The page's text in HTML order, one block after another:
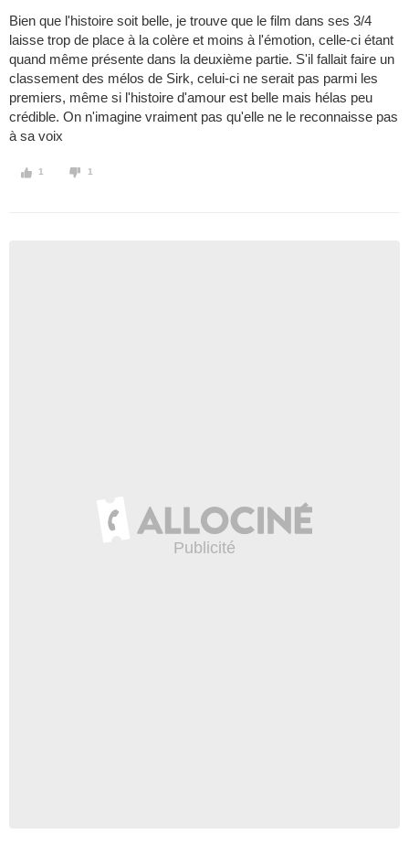
Bien que l'histoire soit belle, je trouve que le film dans ses 3/4
laisse trop de place à la colère et moins à l'émotion, celle-ci étant
quand même présente dans la deuxième partie. S'il fallait faire un
classement des mélos de Sirk, celui-ci ne serait pas parmi les
premiers, même si l'histoire d'amour est belle mais hélas peu
crédible. On n'imagine vraiment pas qu'elle ne le reconnaisse pas
à sa voix
1 1